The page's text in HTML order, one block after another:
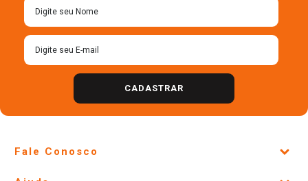
CADASTRAR
Fale Conosco